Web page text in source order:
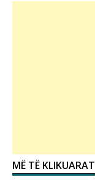
MË TË KLIKUARAT